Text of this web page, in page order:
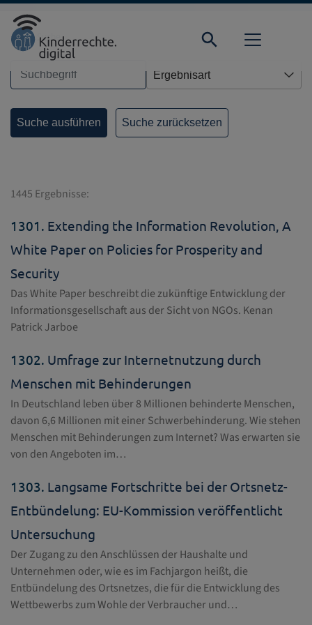
Direkt zur Hauptnavigation springen
Direkt zum Inhalt springen
Startseite
Suche
Suche zurücksetzen
1445 Ergebnisse:
1301. Extending the Information Revolution, A
White Paper on Policies for Prosperity and
Security
Das White Paper beschreibt die zukünftige Entwicklung der
Informationsgesellschaft aus der Sicht von NGOs. Kenan
Patrick Jarboe
1302. Umfrage zur Internetnutzung durch
Menschen mit Behinderungen
In Deutschland leben über 8 Millionen behinderte Menschen,
davon 6,6 Millionen mit einer Schwerbehinderung. Wie stehen
Menschen mit Behinderungen zum Internet? Was erwarten sie
von den Angeboten im…
1303. Langsame Fortschritte bei der Ortsnetz-
Entbündelung: EU-Kommission veröffentlicht
Untersuchung
Der Zugang zu den Anschlüssen der Haushalte und
Unternehmen oder, wie es im Fachjargon heißt, die
Entbündelung des Ortsnetzes, die für die Entwicklung des
Wettbewerbs zum Wohle der Verbraucher und…